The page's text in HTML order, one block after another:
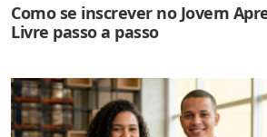
Como se inscrever no Jovem
Livre passo a passo